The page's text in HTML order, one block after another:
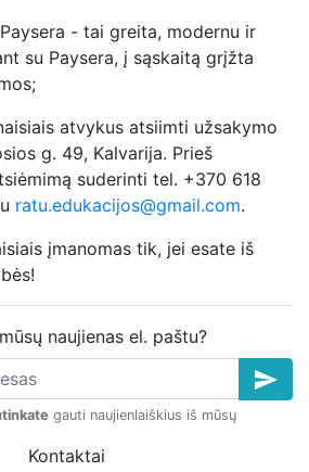
- tai greita, modernu ir
su Paysera, į sąskaitą grįžta
atvykus atsiimti užsakymo
g. 49, Kalvarija. Prieš
suderinti tel. +370 618
ratu.edukacijos@gmail.com.
įmanomas tik, jei esate iš
naujienas el. paštu?
send
gauti naujienlaiškius iš mūsų
Kontaktai